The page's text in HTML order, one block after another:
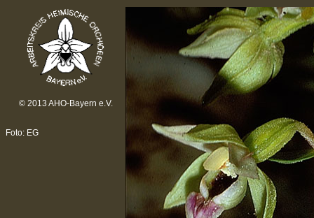
© 2013 AHO-Bayern e.V.
Foto: EG